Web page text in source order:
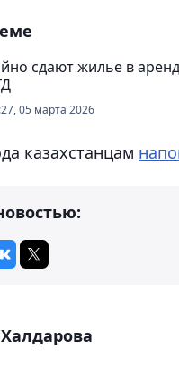
сдают жилье в
05 марта 2026
казахстанцам